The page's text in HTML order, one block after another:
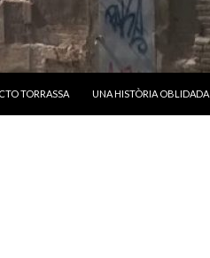
TORRASSA UNA HISTÒRIA OBLIDADA